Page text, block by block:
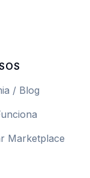
/ Blog
Marketplace